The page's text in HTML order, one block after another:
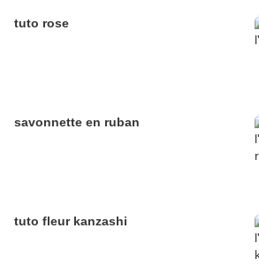
tuto rose
savonnette en ruban
tuto fleur kanzashi